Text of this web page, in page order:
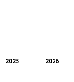
2025 2026